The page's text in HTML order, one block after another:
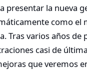
la nueva
como el
Tras varios años de
casi de
que veremos